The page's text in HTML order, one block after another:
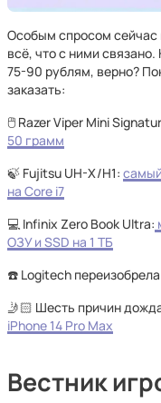
Особым спросом
всё, что с ними
75-90 рублям, верно?
заказать:
🖱️ Razer Viper Mini
50 грамм
🍃 Fujitsu UH-X/H1:
на Core i7
💻 Infinix Zero Book Ultra:
ОЗУ и SSD на 1 ТБ
☎️ Logitech
🤳🏻 Шесть причин
iPhone 14 Pro Max
Вестник